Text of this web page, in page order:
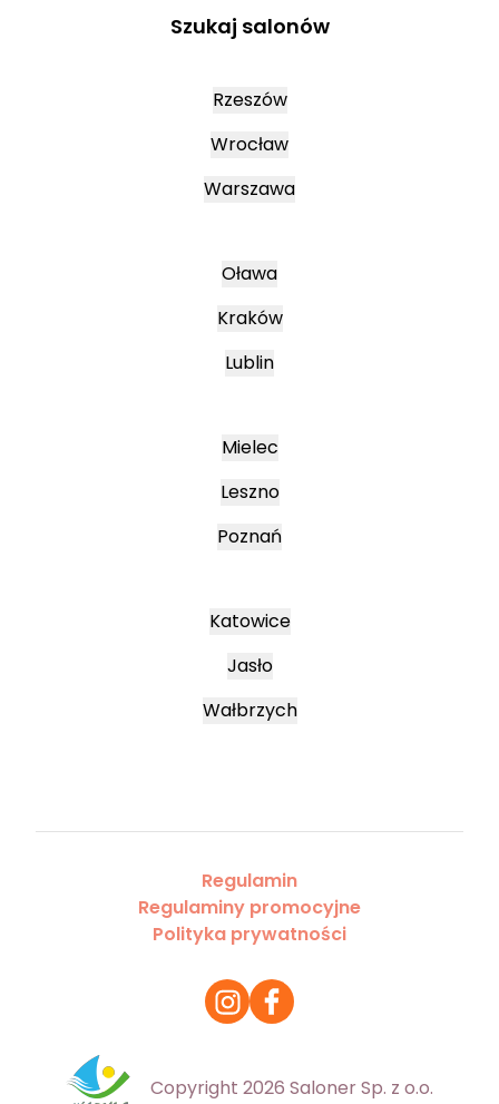
Szukaj salonów
Rzeszów
Wrocław
Warszawa
Oława
Kraków
Lublin
Mielec
Leszno
Poznań
Katowice
Jasło
Wałbrzych
Regulamin
Regulaminy promocyjne
Polityka prywatności
Copyright 2026 Saloner Sp. z o.o.